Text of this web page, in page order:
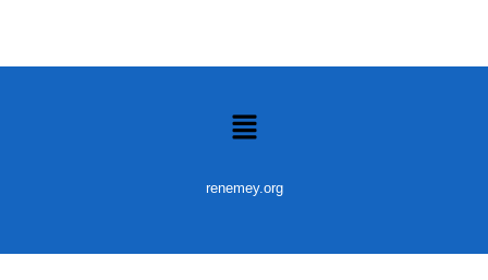
renemey.org